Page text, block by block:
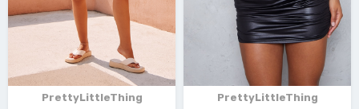
PrettyLittleThing PrettyLittleThing